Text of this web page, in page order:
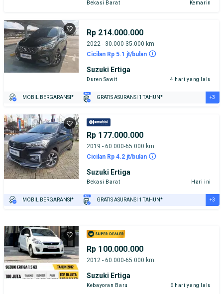
Bekasi Barat Kemarin
Rp 214.000.000
2022 - 30.000-35.000 km
Cicilan Rp 5.1 jt/bulan
Suzuki Ertiga
Duren Sawit 4 hari yang lalu
MOBIL BERGARANSI* GRATIS ASURANSI 1 TAHUN*
PENJUAL TERVERIFIKASI
+3
Rp 177.000.000
2019 - 60.000-65.000 km
Cicilan Rp 4.2 jt/bulan
Suzuki Ertiga
Bekasi Barat Hari ini
MOBIL BERGARANSI* GRATIS ASURANSI 1 TAHUN* +3
Rp 100.000.000
2012 - 60.000-65.000 km
Suzuki Ertiga
Kebayoran Baru 6 hari yang lalu